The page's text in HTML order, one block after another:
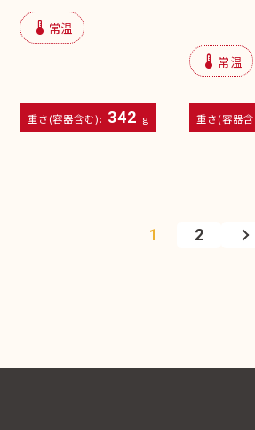
device_thermostat 常温
重さ(容器含む): 342 g
device_thermostat 常温
重さ(容器
1 2